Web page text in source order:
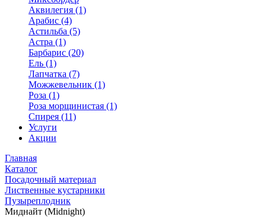
Аквилегия (1)
Арабис (4)
Астильба (5)
Астра (1)
Барбарис (20)
Ель (1)
Лапчатка (7)
Можжевельник (1)
Роза (1)
Роза морщинистая (1)
Спирея (11)
Услуги
Акции
Главная
Каталог
Посадочный материал
Лиственные кустарники
Пузыреплодник
Миднайт (Midnight)